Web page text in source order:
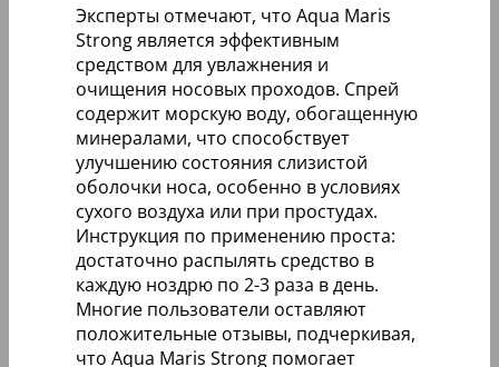
Эксперты отмечают, что Aqua Maris
Strong является эффективным
средством для увлажнения и
очищения носовых проходов. Спрей
содержит морскую воду, обогащенную
минералами, что способствует
улучшению состояния слизистой
оболочки носа, особенно в условиях
сухого воздуха или при простудах.
Инструкция по применению проста:
достаточно распылять средство в
каждую ноздрю по 2-3 раза в день.
Многие пользователи оставляют
положительные отзывы, подчеркивая,
что Aqua Maris Strong помогает